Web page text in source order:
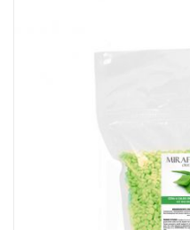
PRODOTTI MONOUSO E TNT
FORNITURE ESTETICA